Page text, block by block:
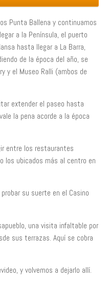
Punta Ballena y continuamos
a la Península, el puerto
hasta llegar a La Barra,
de la época del año, se
y el Museo Ralli (ambos de
extender el paseo hasta
la pena acorde a la época
entre los restaurantes
los ubicados más al centro en
su suerte en el Casino
una visita infaltable por
sus terrazas. Aquí se cobra
y volvemos a dejarlo allí.